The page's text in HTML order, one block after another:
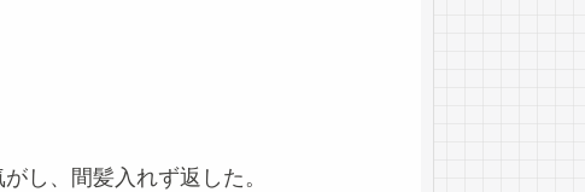
し、間髪入れず返した。